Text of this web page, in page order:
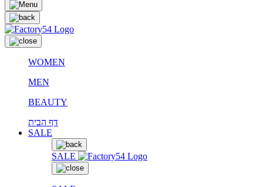
WOMEN
MEN
BEAUTY
דף הבית
SALE
SALE